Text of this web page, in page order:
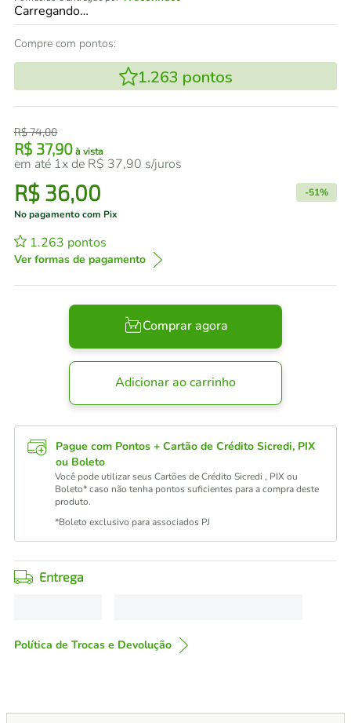
Carregando…
Compre com pontos:
1.263 pontos
R$74,00
R$ 37,90 à vista
em até 1x de R$ 37,90 s/juros
R$ 36,00 -51%
No pagamento com Pix
1.263 pontos
Ver formas de pagamento
Comprar agora
Adicionar ao carrinho
Pague com Pontos + Cartão de Crédito Sicredi, PIX
ou Boleto
Você pode utilizar seus Cartões de Crédito Sicredi , PIX ou
Boleto* caso não tenha pontos suficientes para a compra deste
produto.
*Boleto exclusivo para associados PJ
Entrega
Política de Trocas e Devolução